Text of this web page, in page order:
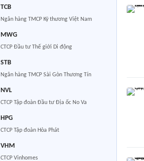
TCB
Ngân hàng TMCP Kỹ thương Việt Nam
MWG
CTCP Đầu tư Thế giới Di động
STB
Ngân hàng TMCP Sài Gòn Thương Tín
NVL
CTCP Tập đoàn Đầu tư Địa ốc No Va
HPG
CTCP Tập đoàn Hòa Phát
VHM
CTCP Vinhomes